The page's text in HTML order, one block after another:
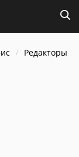
Редакторы